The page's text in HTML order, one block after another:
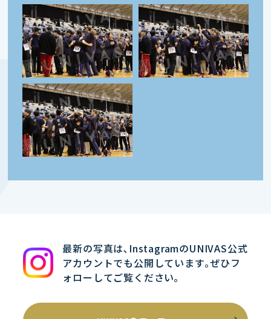
最新の写真は､InstagramのUNIVAS公式
アカウントでも公開しています｡ぜひフ
ォローしてご覧ください｡